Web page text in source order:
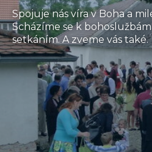
Spojuje nás víra v Boha a
Scházíme se k
setkáním. A zveme vás také.